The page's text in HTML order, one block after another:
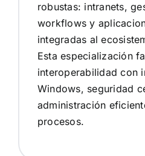
robustas: intranets,
workflows y
integradas al
Esta especialización
interoperabilidad con
Windows, seguridad
administración
procesos.